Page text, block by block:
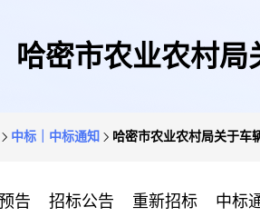
哈密市农业农村
中标｜中标通知 哈密市农业农村局关于车
告 招标公告 重新招标 中标